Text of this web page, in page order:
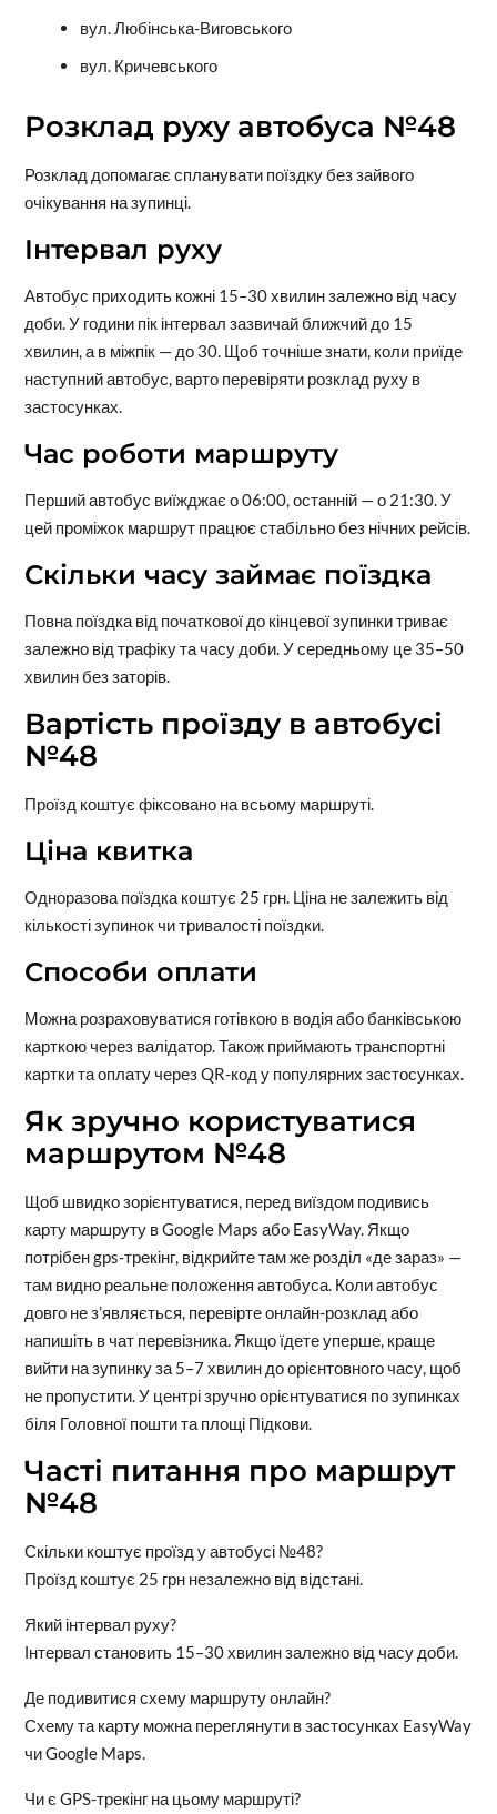
вул. Любінська-Виговського
вул. Кричевського
Розклад руху автобуса №48
Розклад допомагає спланувати поїздку без зайвого
очікування на зупинці.
Інтервал руху
Автобус приходить кожні 15–30 хвилин залежно від часу
доби. У години пік інтервал зазвичай ближчий до 15
хвилин, а в міжпік — до 30. Щоб точніше знати, коли приїде
наступний автобус, варто перевіряти розклад руху в
застосунках.
Час роботи маршруту
Перший автобус виїжджає о 06:00, останній — о 21:30. У
цей проміжок маршрут працює стабільно без нічних рейсів.
Скільки часу займає поїздка
Повна поїздка від початкової до кінцевої зупинки триває
залежно від трафіку та часу доби. У середньому це 35–50
хвилин без заторів.
Вартість проїзду в автобусі
№48
Проїзд коштує фіксовано на всьому маршруті.
Ціна квитка
Одноразова поїздка коштує 25 грн. Ціна не залежить від
кількості зупинок чи тривалості поїздки.
Способи оплати
Можна розраховуватися готівкою в водія або банківською
карткою через валідатор. Також приймають транспортні
картки та оплату через QR-код у популярних застосунках.
Як зручно користуватися
маршрутом №48
Щоб швидко зорієнтуватися, перед виїздом подивись
карту маршруту в Google Maps або EasyWay. Якщо
потрібен gps-трекінг, відкрийте там же розділ «де зараз» —
там видно реальне положення автобуса. Коли автобус
довго не з’являється, перевірте онлайн-розклад або
напишіть в чат перевізника. Якщо їдете уперше, краще
вийти на зупинку за 5–7 хвилин до орієнтовного часу, щоб
не пропустити. У центрі зручно орієнтуватися по зупинках
біля Головної пошти та площі Підкови.
Часті питання про маршрут
№48
Скільки коштує проїзд у автобусі №48?
Проїзд коштує 25 грн незалежно від відстані.
Який інтервал руху?
Інтервал становить 15–30 хвилин залежно від часу доби.
Де подивитися схему маршруту онлайн?
Схему та карту можна переглянути в застосунках EasyWay
чи Google Maps.
Чи є GPS-трекінг на цьому маршруті?